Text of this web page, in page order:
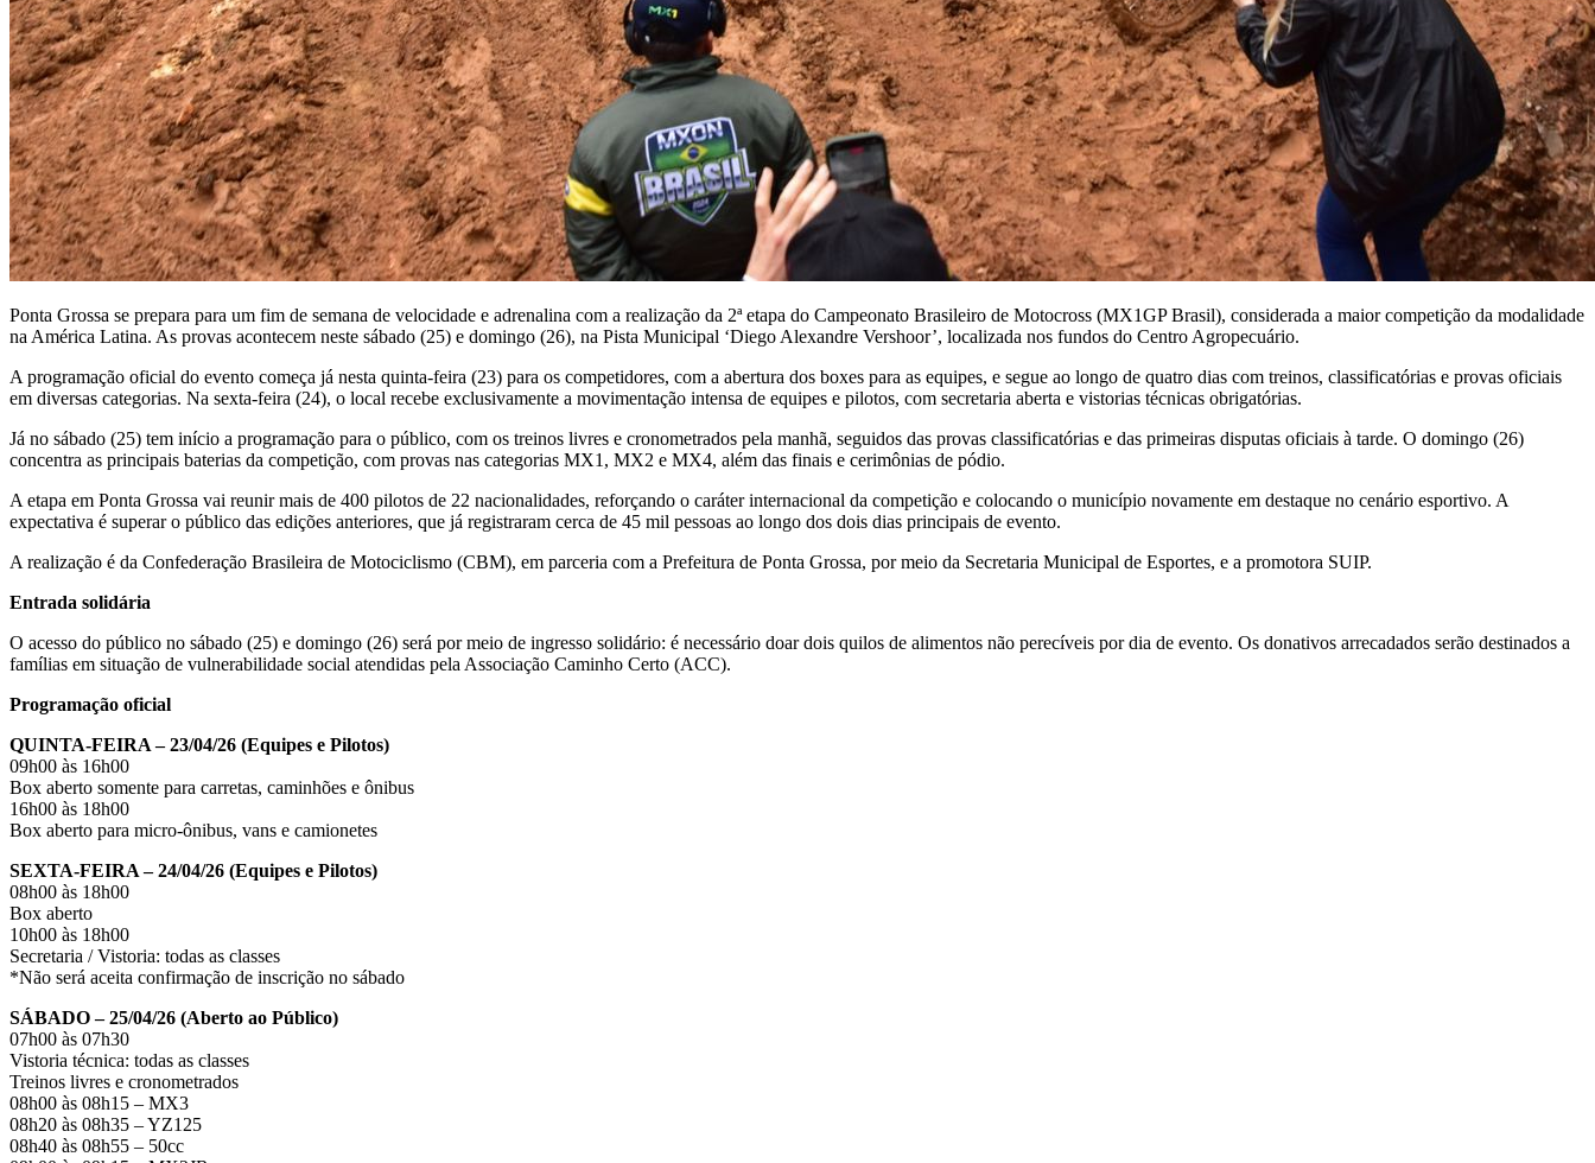
Ponta Grossa se prepara para um fim de semana de velocidade e adrenalina com a realização da 2ª etapa do Campeonato Brasileiro de Motocross (MX1GP Brasil), considerada a maior competição da modalidade
na América Latina. As provas acontecem neste sábado (25) e domingo (26), na Pista Municipal ‘Diego Alexandre Vershoor’, localizada nos fundos do Centro Agropecuário.
A programação oficial do evento começa já nesta quinta-feira (23) para os competidores, com a abertura dos boxes para as equipes, e segue ao longo de quatro dias com treinos, classificatórias e provas oficiais
em diversas categorias. Na sexta-feira (24), o local recebe exclusivamente a movimentação intensa de equipes e pilotos, com secretaria aberta e vistorias técnicas obrigatórias.
Já no sábado (25) tem início a programação para o público, com os treinos livres e cronometrados pela manhã, seguidos das provas classificatórias e das primeiras disputas oficiais à tarde. O domingo (26)
concentra as principais baterias da competição, com provas nas categorias MX1, MX2 e MX4, além das finais e cerimônias de pódio.
A etapa em Ponta Grossa vai reunir mais de 400 pilotos de 22 nacionalidades, reforçando o caráter internacional da competição e colocando o município novamente em destaque no cenário esportivo. A
expectativa é superar o público das edições anteriores, que já registraram cerca de 45 mil pessoas ao longo dos dois dias principais de evento.
A realização é da Confederação Brasileira de Motociclismo (CBM), em parceria com a Prefeitura de Ponta Grossa, por meio da Secretaria Municipal de Esportes, e a promotora SUIP.
Entrada solidária
O acesso do público no sábado (25) e domingo (26) será por meio de ingresso solidário: é necessário doar dois quilos de alimentos não perecíveis por dia de evento. Os donativos arrecadados serão destinados a
famílias em situação de vulnerabilidade social atendidas pela Associação Caminho Certo (ACC).
Programação oficial
QUINTA-FEIRA – 23/04/26 (Equipes e Pilotos)
09h00 às 16h00
Box aberto somente para carretas, caminhões e ônibus
16h00 às 18h00
Box aberto para micro-ônibus, vans e camionetes
SEXTA-FEIRA – 24/04/26 (Equipes e Pilotos)
08h00 às 18h00
Box aberto
10h00 às 18h00
Secretaria / Vistoria: todas as classes
*Não será aceita confirmação de inscrição no sábado
SÁBADO – 25/04/26 (Aberto ao Público)
07h00 às 07h30
Vistoria técnica: todas as classes
Treinos livres e cronometrados
08h00 às 08h15 – MX3
08h20 às 08h35 – YZ125
08h40 às 08h55 – 50cc